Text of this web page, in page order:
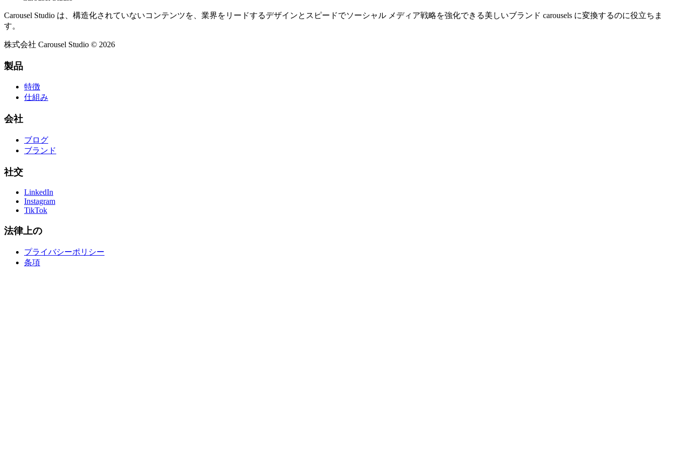
Carousel Studio は、構造化されていないコンテンツを、業界をリードするデザインとスピードでソーシャル メディア戦略を強化できる美しいブランド carousels に変換するのに役立ちま
す。
株式会社 Carousel Studio © 2026
製品
特徴
仕組み
会社
ブログ
ブランド
社交
LinkedIn
Instagram
TikTok
法律上の
プライバシーポリシー
条項